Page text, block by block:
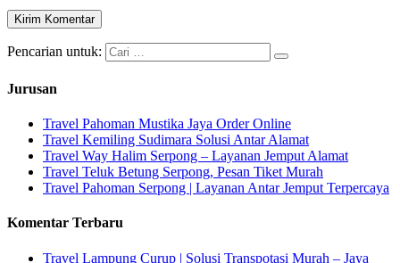
Pencarian untuk:
Jurusan
Travel Pahoman Mustika Jaya Order Online
Travel Kemiling Sudimara Solusi Antar Alamat
Travel Way Halim Serpong – Layanan Jemput Alamat
Travel Teluk Betung Serpong, Pesan Tiket Murah
Travel Pahoman Serpong | Layanan Antar Jemput Terpercaya
Komentar Terbaru
Travel Lampung Curup | Solusi Transpotasi Murah – Jaya